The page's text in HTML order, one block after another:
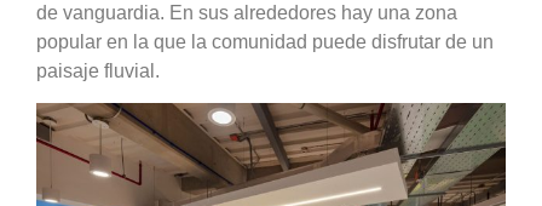
de vanguardia. En sus alrededores hay una zona
popular en la que la comunidad puede disfrutar de un
paisaje fluvial.